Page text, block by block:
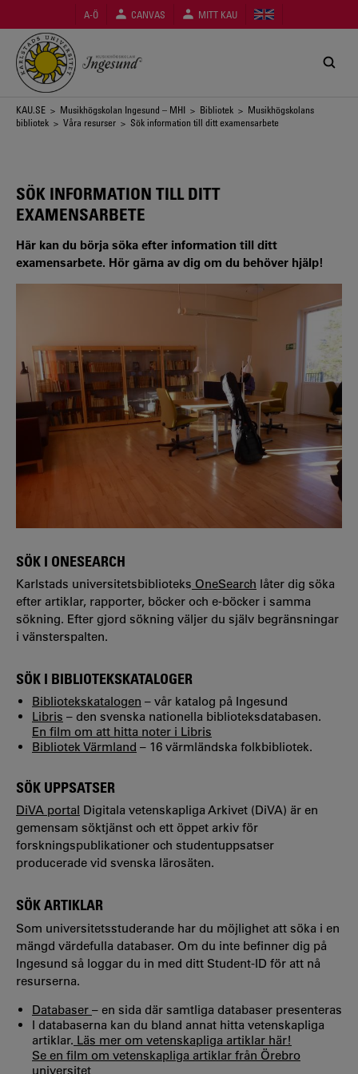
huvudinnehåll
A-Ö CANVAS MITT KAU
Länkstig
KAU.SE > Musikhögskolan Ingesund – MHI > Bibliotek > Musikhögskolans
bibliotek > Våra resurser > Sök information till ditt examensarbete
SÖK INFORMATION TILL DITT
EXAMENSARBETE
Här kan du börja söka efter information till ditt
examensarbete. Hör gärna av dig om du behöver hjälp!
SÖK I ONESEARCH
Karlstads universitetsbiblioteks OneSearch låter dig söka
efter artiklar, rapporter, böcker och e-böcker i samma
sökning. Efter gjord sökning väljer du själv begränsningar
i vänsterspalten.
SÖK I BIBLIOTEKSKATALOGER
Bibliotekskatalogen – vår katalog på Ingesund
Libris – den svenska nationella biblioteksdatabasen.
En film om att hitta noter i Libris
Bibliotek Värmland – 16 värmländska folkbibliotek.
SÖK UPPSATSER
DiVA portal Digitala vetenskapliga Arkivet (DiVA) är en
gemensam söktjänst och ett öppet arkiv för
forskningspublikationer och studentuppsatser
producerade vid svenska lärosäten.
SÖK ARTIKLAR
Som universitetsstuderande har du möjlighet att söka i en
mängd värdefulla databaser. Om du inte befinner dig på
Ingesund så loggar du in med ditt Student-ID för att nå
resurserna.
Databaser – en sida där samtliga databaser presenteras
I databaserna kan du bland annat hitta vetenskapliga
artiklar. Läs mer om vetenskapliga artiklar här!
Se en film om vetenskapliga artiklar från Örebro
universitet